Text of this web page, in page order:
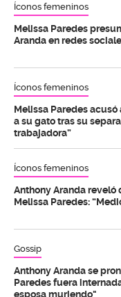
Íconos femeninos
Melissa Paredes
Aranda en redes
Íconos femeninos
Melissa Paredes
a su gato tras su
trabajadora”
Íconos femeninos
Anthony Aranda reveló
Melissa Paredes:
Gossip
Anthony Aranda se
Paredes fuera
esposa muriendo"